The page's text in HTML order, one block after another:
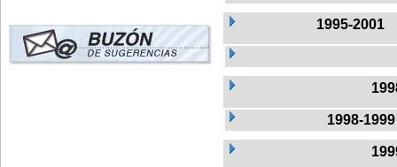
1995-2001
1998-1999